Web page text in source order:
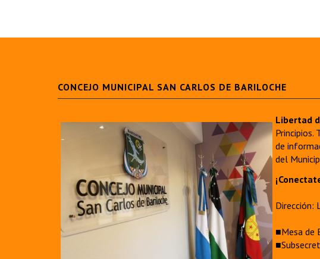
CONCEJO MUNICIPAL SAN CARLOS DE BARILOCHE
Libertad
Principios.
de
del
Dirección:
■Mesa de